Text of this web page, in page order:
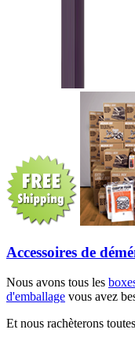
Accessoires de
Nous avons tous les
d'emballage vous avez
Et nous rachèterons